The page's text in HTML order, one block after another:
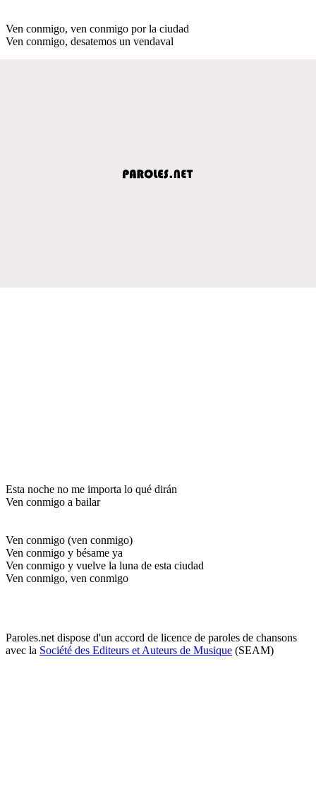
Ven conmigo, ven conmigo por la ciudad
Ven conmigo, desatemos un vendaval
Esta noche no me importa lo qué dirán
Ven conmigo a bailar
Ven conmigo (ven conmigo)
Ven conmigo y bésame ya
Ven conmigo y vuelve la luna de esta ciudad
Ven conmigo, ven conmigo
Paroles.net dispose d'un accord de licence de paroles de chansons
avec la Société des Editeurs et Auteurs de Musique (SEAM)